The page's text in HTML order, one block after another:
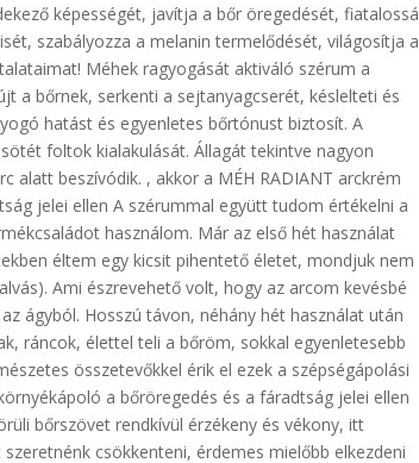
képességét, javítja a bőr öregedését, fiatalossá
szabályozza a melanin termelődését, világosítja a
Méhek ragyogását aktiváló szérum a
a bőrnek, serkenti a sejtanyagcserét, késlelteti és
hatást és egyenletes bőrtónust biztosít. A
foltok kialakulását. Állagát tekintve nagyon
alatt beszívódik. , akkor a MÉH RADIANT arckrém
jelei ellen A szérummal együtt tudom értékelni a
használom. Már az első hét használat
éltem egy kicsit pihentető életet, mondjuk nem
Ami észrevehető volt, hogy az arcom kevésbé
ágyból. Hosszú távon, néhány hét használat után
ráncok, élettel teli a bőröm, sokkal egyenletesebb
összetevőkkel érik el ezek a szépségápolási
a bőröregedés és a fáradtság jelei ellen
bőrszövet rendkívül érzékeny és vékony, itt
csökkenteni, érdemes mielőbb elkezdeni